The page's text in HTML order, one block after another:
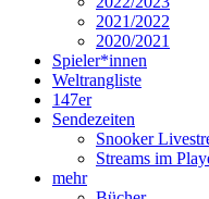
2021/2022
2020/2021
Spieler*innen
Weltrangliste
147er
Sendezeiten
Snooker
Streams im
mehr